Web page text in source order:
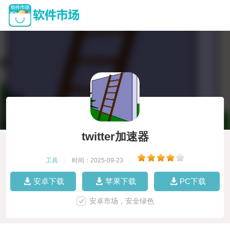
twitter加速器
工具 时间：2025-09-23
安卓下载 苹果下载 PC下载
安卓市场，安全绿色